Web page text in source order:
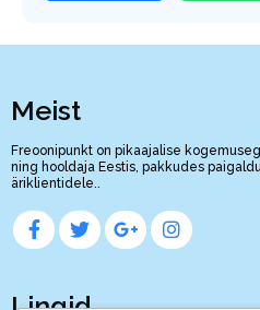
Meist
Freoonipunkt on pikaajalise
ning hooldaja Eestis, pakkudes
äriklientidele..